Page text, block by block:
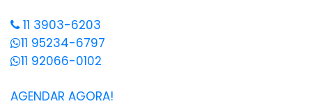
11 3903-6203
11 95234-6797
11 92066-0102
AGENDAR AGORA!